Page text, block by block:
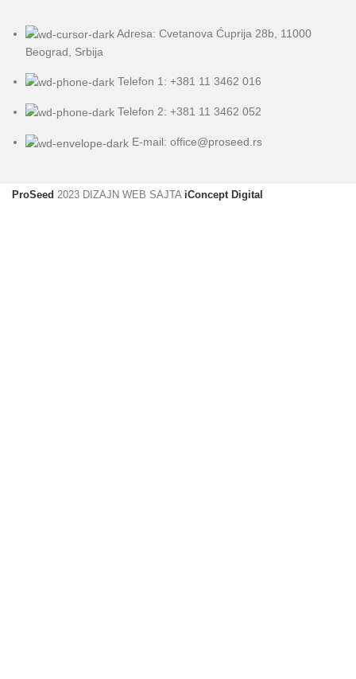
Adresa: Cvetanova Ćuprija 28b, 11000
Beograd, Srbija
Telefon 1: +381 11 3462 016
Telefon 2: +381 11 3462 052
E-mail: office@proseed.rs
ProSeed 2023 DIZAJN WEB SAJTA iConcept Digital